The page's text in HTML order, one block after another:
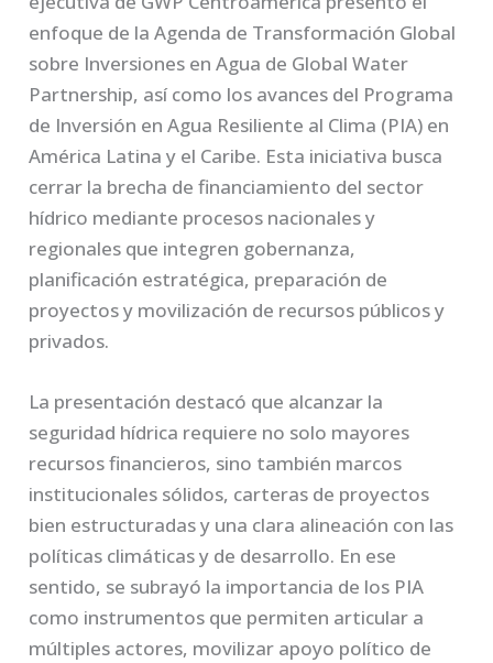
enfoque de la Agenda de Transformación Global
sobre Inversiones en Agua de Global Water
Partnership, así como los avances del Programa
de Inversión en Agua Resiliente al Clima (PIA) en
América Latina y el Caribe. Esta iniciativa busca
cerrar la brecha de financiamiento del sector
hídrico mediante procesos nacionales y
regionales que integren gobernanza,
planificación estratégica, preparación de
proyectos y movilización de recursos públicos y
privados.
La presentación destacó que alcanzar la
seguridad hídrica requiere no solo mayores
recursos financieros, sino también marcos
institucionales sólidos, carteras de proyectos
bien estructuradas y una clara alineación con las
políticas climáticas y de desarrollo. En ese
sentido, se subrayó la importancia de los PIA
como instrumentos que permiten articular a
múltiples actores, movilizar apoyo político de